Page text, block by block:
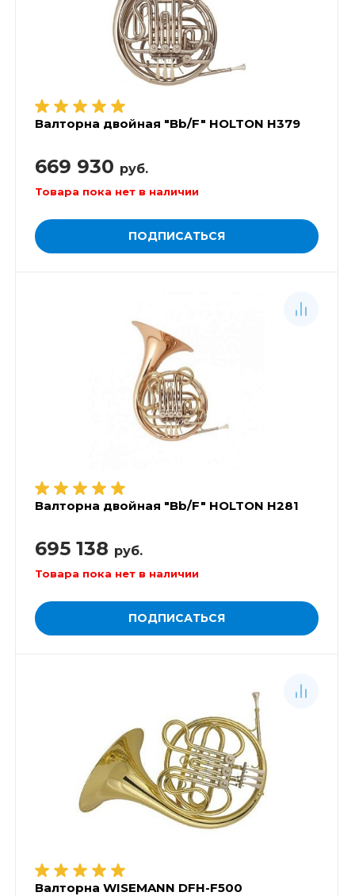
Валторна двойная "Bb/F" HOLTON H379
669 930 руб.
Товара пока нет в наличии
ПОДПИСАТЬСЯ
Валторна двойная "Bb/F" HOLTON H281
695 138 руб.
Товара пока нет в наличии
ПОДПИСАТЬСЯ
Валторна WISEMANN DFH-F500